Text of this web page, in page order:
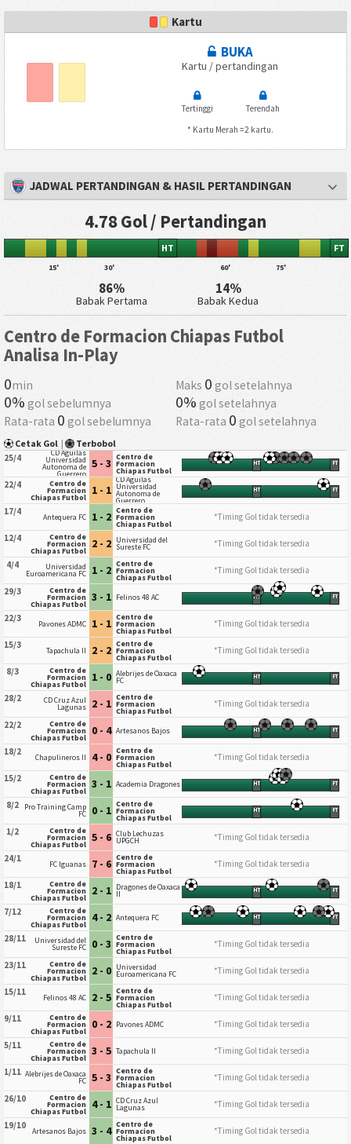
Kartu
BUKA
Kartu / pertandingan
Tertinggi
Terendah
* Kartu Merah =2 kartu.
JADWAL PERTANDINGAN & HASIL PERTANDINGAN
4.78 Gol / Pertandingan
15' 30'
HT
60' 75'
FT
86%
Babak Pertama
14%
Babak Kedua
Centro de Formacion Chiapas Futbol
Analisa In-Play
0min Maks 0 gol setelahnya
0% gol sebelumnya 0% gol setelahnya
Rata-rata 0 gol sebelumnya Rata-rata 0 gol setelahnya
Cetak Gol | Terbobol
25/4 CD Aguilas
Universidad
Autonoma de
Guerrero
5 - 3 Centro de
Formacion
Chiapas Futbol
HT FT
22/4 Centro de
Formacion
Chiapas Futbol 1 - 1
CD Aguilas
Universidad
Autonoma de
Guerrero
HT FT
17/4 Antequera FC 1 - 2 Centro de
Formacion
Chiapas Futbol
*Timing Gol tidak tersedia
12/4
Centro de
Formacion
Chiapas Futbol 2 - 2 Universidad del
Sureste FC
*Timing Gol tidak tersedia
4/4
Universidad
Euroamericana FC 1 - 2 Centro de
Formacion
Chiapas Futbol
*Timing Gol tidak tersedia
29/3
Centro de
Formacion
Chiapas Futbol 3 - 1 Felinos 48 AC HT FT
22/3 Pavones ADMC 1 - 1 Centro de
Formacion
Chiapas Futbol
*Timing Gol tidak tersedia
15/3
Tapachula II 2 - 2 Centro de
Formacion
Chiapas Futbol
*Timing Gol tidak tersedia
8/3
Centro de
Formacion
Chiapas Futbol 1 - 0 Alebrijes de Oaxaca
FC HT FT
28/2 CD Cruz Azul
Lagunas 2 - 1 Centro de
Formacion
Chiapas Futbol
*Timing Gol tidak tersedia
22/2
Centro de
Formacion
Chiapas Futbol 0 - 4 Artesanos Bajos HT FT
18/2 Chapulineros II 4 - 0 Centro de
Formacion
Chiapas Futbol
*Timing Gol tidak tersedia
15/2
Centro de
Formacion
Chiapas Futbol 3 - 1 Academia Dragones HT FT
8/2 Pro Training Camp
FC 0 - 1 Centro de
Formacion
Chiapas Futbol
HT FT
1/2 Centro de
Formacion
Chiapas Futbol 5 - 6 Club Lechuzas
UPGCH
*Timing Gol tidak tersedia
24/1
FC Iguanas 7 - 6 Centro de
Formacion
Chiapas Futbol
*Timing Gol tidak tersedia
18/1
Centro de
Formacion
Chiapas Futbol 2 - 1 Dragones de Oaxaca
II HT FT
7/12 Centro de
Formacion
Chiapas Futbol 4 - 2 Antequera FC HT FT
28/11 Universidad del
Sureste FC 0 - 3 Centro de
Formacion
Chiapas Futbol
*Timing Gol tidak tersedia
23/11
Centro de
Formacion
Chiapas Futbol 2 - 0 Universidad
Euroamericana FC
*Timing Gol tidak tersedia
15/11
Felinos 48 AC 2 - 5 Centro de
Formacion
Chiapas Futbol
*Timing Gol tidak tersedia
9/11
Centro de
Formacion
Chiapas Futbol 0 - 2 Pavones ADMC
*Timing Gol tidak tersedia
5/11
Centro de
Formacion
Chiapas Futbol 3 - 5 Tapachula II
*Timing Gol tidak tersedia
1/11 Alebrijes de Oaxaca
FC 5 - 3 Centro de
Formacion
Chiapas Futbol
*Timing Gol tidak tersedia
26/10
Centro de
Formacion
Chiapas Futbol 4 - 1 CD Cruz Azul
Lagunas
*Timing Gol tidak tersedia
19/10
Artesanos Bajos 3 - 4 Centro de
Formacion
Chiapas Futbol
*Timing Gol tidak tersedia